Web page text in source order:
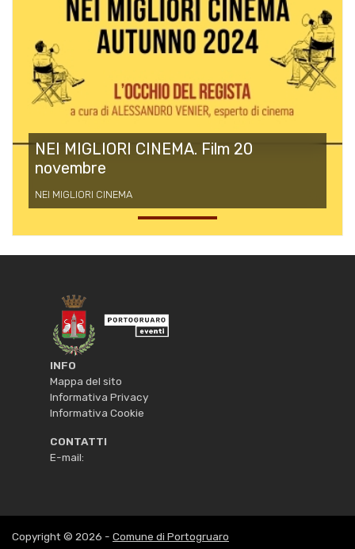
NEI MIGLIORI CINEMA. Film 20
novembre
NEI MIGLIORI CINEMA
INFO
Mappa del sito
Informativa Privacy
Informativa Cookie
CONTATTI
E-mail:
Copyright © 2026 - Comune di Portogruaro